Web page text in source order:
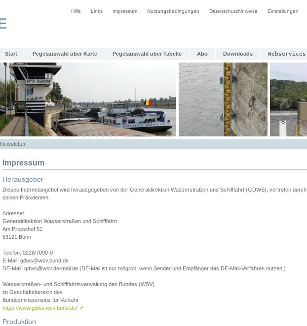
Hilfe Links Impressum Nutzungsbedingungen Datenschutzhinweise Einstellungen
Start Pegelauswahl über Karte Pegelauswahl über Tabelle Abo Downloads Webservices
Newsletter
Impressum
Herausgeber
Dieses Internetangebot wird herausgegeben von der Generaldirektion Wasserstraßen und Schifffahrt (GDWS), vertreten durch
seinen Präsidenten.
Adresse:
Generaldirektion Wasserstraßen und Schifffahrt
Am Propsthof 51
53121 Bonn
Telefon: 0228/7090-0
E-Mail: gdws@wsv.bund.de
DE-Mail: gdws@wsv.de-mail.de (DE-Mail ist nur möglich, wenn Sender und Empfänger das DE-Mail-Verfahren nutzen.)
Wasserstraßen- und Schifffahrtsverwaltung des Bundes (WSV)
im Geschäftsbereich des
Bundesministeriums für Verkehr
https://www.gdws.wsv.bund.de/ ↗
Produktion